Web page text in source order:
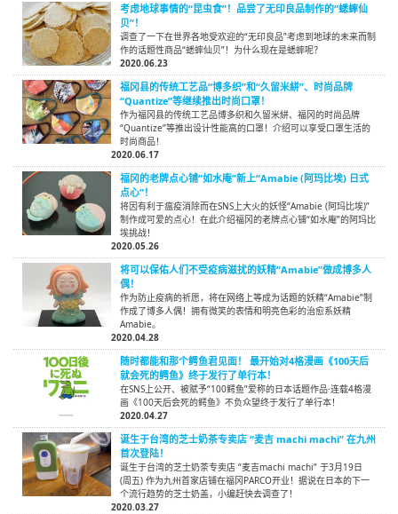
考虑地球事情的“昆虫食”！品尝了无印良品制作的“蟋蟀仙
贝”！
调查了一下在世界各地受欢迎的“无印良品”考虑到地球的未来而制
作的话题性商品“蟋蟀仙贝”！为什么现在是蟋蟀呢？
2020.06.23
福冈县的传统工艺品“博多织”和“久留米絣”、时尚品牌
“Quantize”等继续推出时尚口罩！
作为福冈县的传统工艺品博多织和久留米絣、福冈的时尚品牌
“Quantize”等推出设计性能高的口罩！介绍可以享受口罩生活的
时尚商品！
2020.06.17
福冈的老牌点心铺“如水庵”新上“Amabie (阿玛比埃) 日式
点心”！
将因有利于瘟疫消除而在SNS上大火的妖怪“Amabie (阿玛比埃)”
制作成可爱的点心！在此介绍福冈的老牌点心铺“如水庵”的阿玛比
埃挑战！
2020.05.26
将可以保佑人们不受疫病滋扰的妖精“Amabie”做成博多人
偶！
作为防止疫病的祈愿，将在网络上等成为话题的妖精“Amabie”制
作成了博多人偶！拥有微笑的表情和明亮色彩的治愈系妖精
Amabie。
2020.04.28
随时都能和那个鳄鱼君见面！ 最开始对4格漫画《100天后
就会死的鳄鱼》终于发行了单行本！
在SNS上公开、被赋予“100鳄鱼”爱称的日本话题作品·连载4格漫
画《100天后会死的鳄鱼》不负众望终于发行了单行本！
2020.04.27
诞生于台湾的芝士奶茶专卖店 “麦吉 machi machi” 在九州
首次登陆！
诞生于台湾的芝士奶茶专卖店 “麦吉machi machi” 于3月19日
(周五) 作为九州首家店铺在福冈PARCO开业！据说在日本的下一
个流行趋势的芝士奶盖，小编赶快去调查了！
2020.03.27